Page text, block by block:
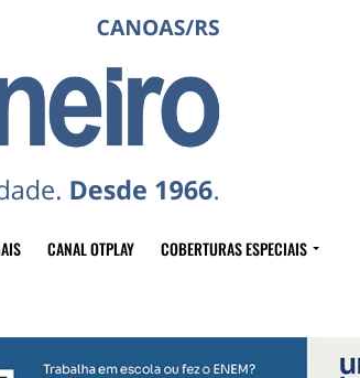
CANAL OTPLAY COBERTURAS ESPECIAIS